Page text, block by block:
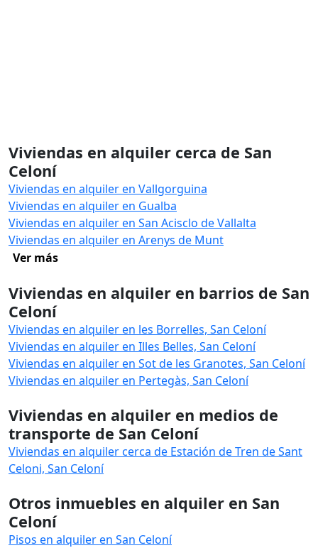
Viviendas en alquiler cerca de San
Celoní
Viviendas en alquiler en Vallgorguina
Viviendas en alquiler en Gualba
Viviendas en alquiler en San Acisclo de Vallalta
Viviendas en alquiler en Arenys de Munt
Ver más
Viviendas en alquiler en barrios de San
Celoní
Viviendas en alquiler en les Borrelles, San Celoní
Viviendas en alquiler en Illes Belles, San Celoní
Viviendas en alquiler en Sot de les Granotes, San Celoní
Viviendas en alquiler en Pertegàs, San Celoní
Viviendas en alquiler en medios de
transporte de San Celoní
Viviendas en alquiler cerca de Estación de Tren de Sant
Celoni, San Celoní
Otros inmuebles en alquiler en San
Celoní
Pisos en alquiler en San Celoní